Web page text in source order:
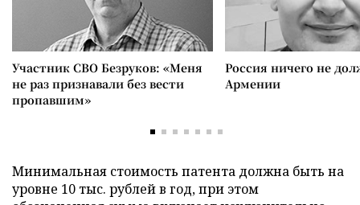
Участник СВО Безруков: «Меня
не раз признавали без вести
пропавшим»
Россия ничего не
Армении
Минимальная стоимость патента должна быть на
уровне 10 тыс. рублей в год, при этом